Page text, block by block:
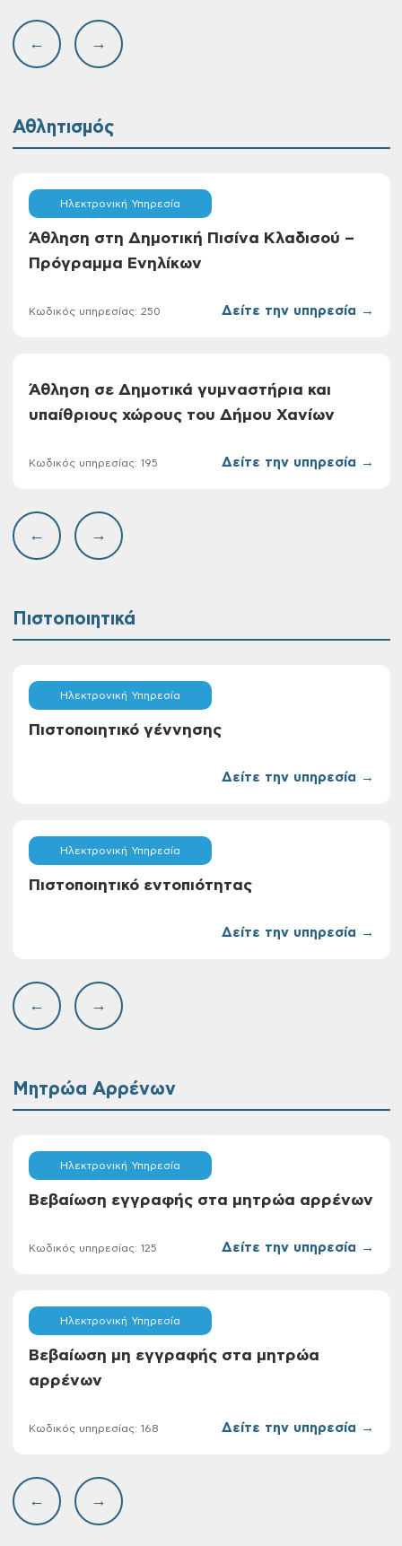
← →
Αθλητισμός
Ηλεκτρονική Υπηρεσία
Άθληση στη Δημοτική Πισίνα Κλαδισού –
Πρόγραμμα Ενηλίκων
Κωδικός υπηρεσίας: 250 Δείτε την υπηρεσία →
Άθληση σε Δημοτικά γυμναστήρια και
υπαίθριους χώρους του Δήμου Χανίων
Κωδικός υπηρεσίας: 195 Δείτε την υπηρεσία →
← →
Πιστοποιητικά
Ηλεκτρονική Υπηρεσία
Πιστοποιητικό γέννησης
Δείτε την υπηρεσία →
Ηλεκτρονική Υπηρεσία
Πιστοποιητικό εντοπιότητας
Δείτε την υπηρεσία →
← →
Μητρώα Αρρένων
Ηλεκτρονική Υπηρεσία
Βεβαίωση εγγραφής στα μητρώα αρρένων
Κωδικός υπηρεσίας: 125 Δείτε την υπηρεσία →
Ηλεκτρονική Υπηρεσία
Βεβαίωση μη εγγραφής στα μητρώα
αρρένων
Κωδικός υπηρεσίας: 168 Δείτε την υπηρεσία →
← →